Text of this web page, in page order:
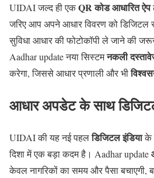
UIDAI जल्द ही एकQR कोड आधारित ऐप
जरिए आप अपने आधार विवरण को
सुविधा आधार की फोटोकॉपी ले जाने की
Aadhar update नया सिस्टमनकली
करेगा, जिससे आधार प्रणाली और भी
आधार अपडेट के साथ
UIDAI की यह नई पहलडिजिटल इंडियाके
दिशा में एक बड़ा कदम है। Aadhar update
केवल नागरिकों का समय और पैसा बचाएगी,